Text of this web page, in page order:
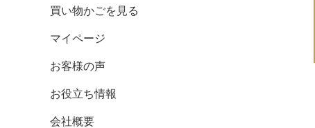
買い物かごを見る
マイページ
お客様の声
お役立ち情報
会社概要